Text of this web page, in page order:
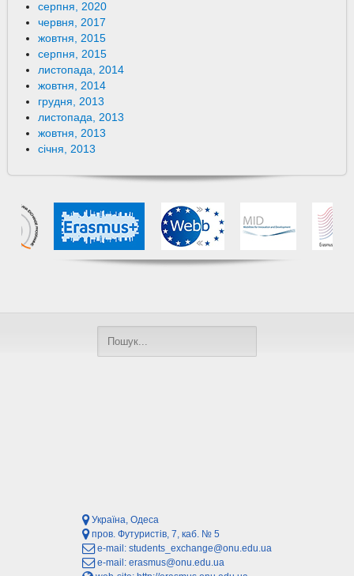
серпня, 2020
червня, 2017
жовтня, 2015
серпня, 2015
листопада, 2014
жовтня, 2014
грудня, 2013
листопада, 2013
жовтня, 2013
січня, 2013
Україна, Одеса
пров. Футуристів, 7, каб. № 5
e-mail: students_exchange@onu.edu.ua
e-mail: erasmus@onu.edu.ua